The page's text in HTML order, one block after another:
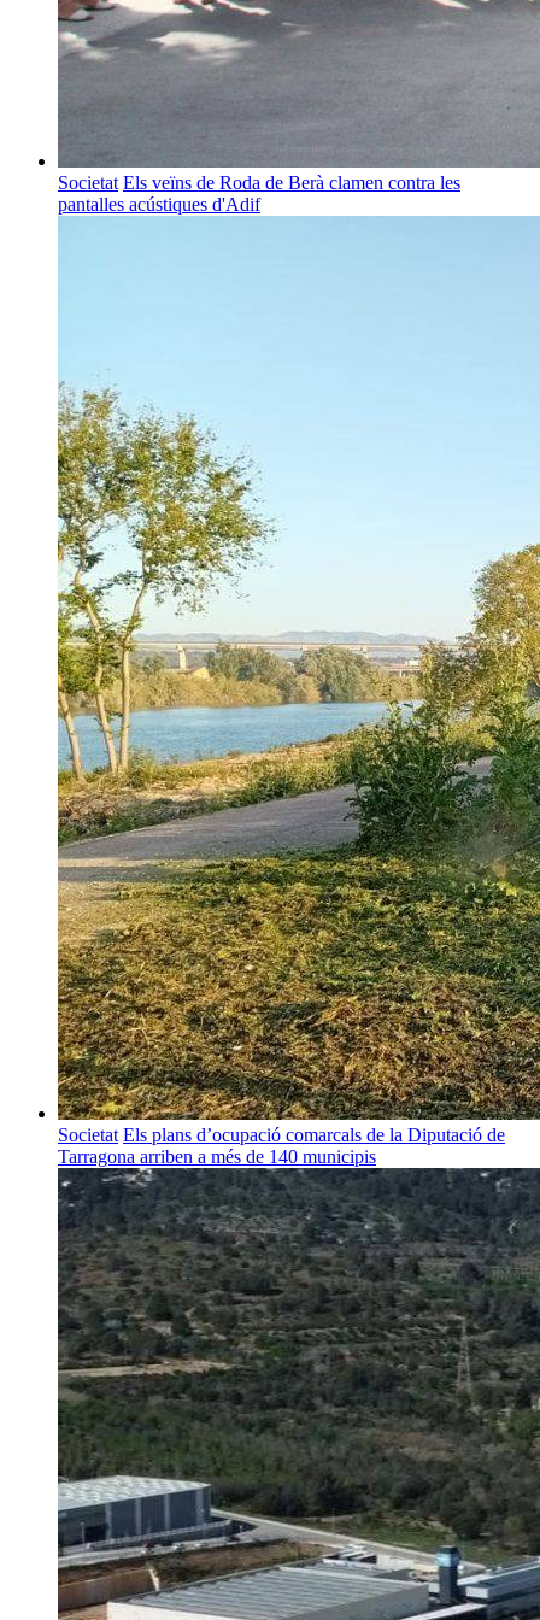
Societat Els veïns de Roda de Berà clamen contra les
pantalles acústiques d'Adif
Societat Els plans d’ocupació comarcals de la Diputació de
Tarragona arriben a més de 140 municipis